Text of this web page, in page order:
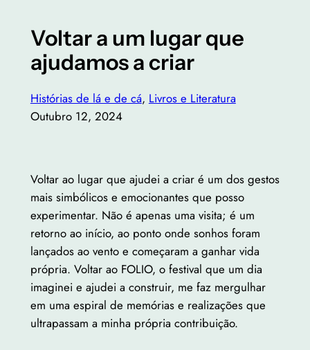
Voltar a um lugar que
ajudamos a criar
Histórias de lá e de cá, Livros e Literatura
Outubro 12, 2024
Voltar ao lugar que ajudei a criar é um dos gestos
mais simbólicos e emocionantes que posso
experimentar. Não é apenas uma visita; é um
retorno ao início, ao ponto onde sonhos foram
lançados ao vento e começaram a ganhar vida
própria. Voltar ao FOLIO, o festival que um dia
imaginei e ajudei a construir, me faz mergulhar
em uma espiral de memórias e realizações que
ultrapassam a minha própria contribuição.